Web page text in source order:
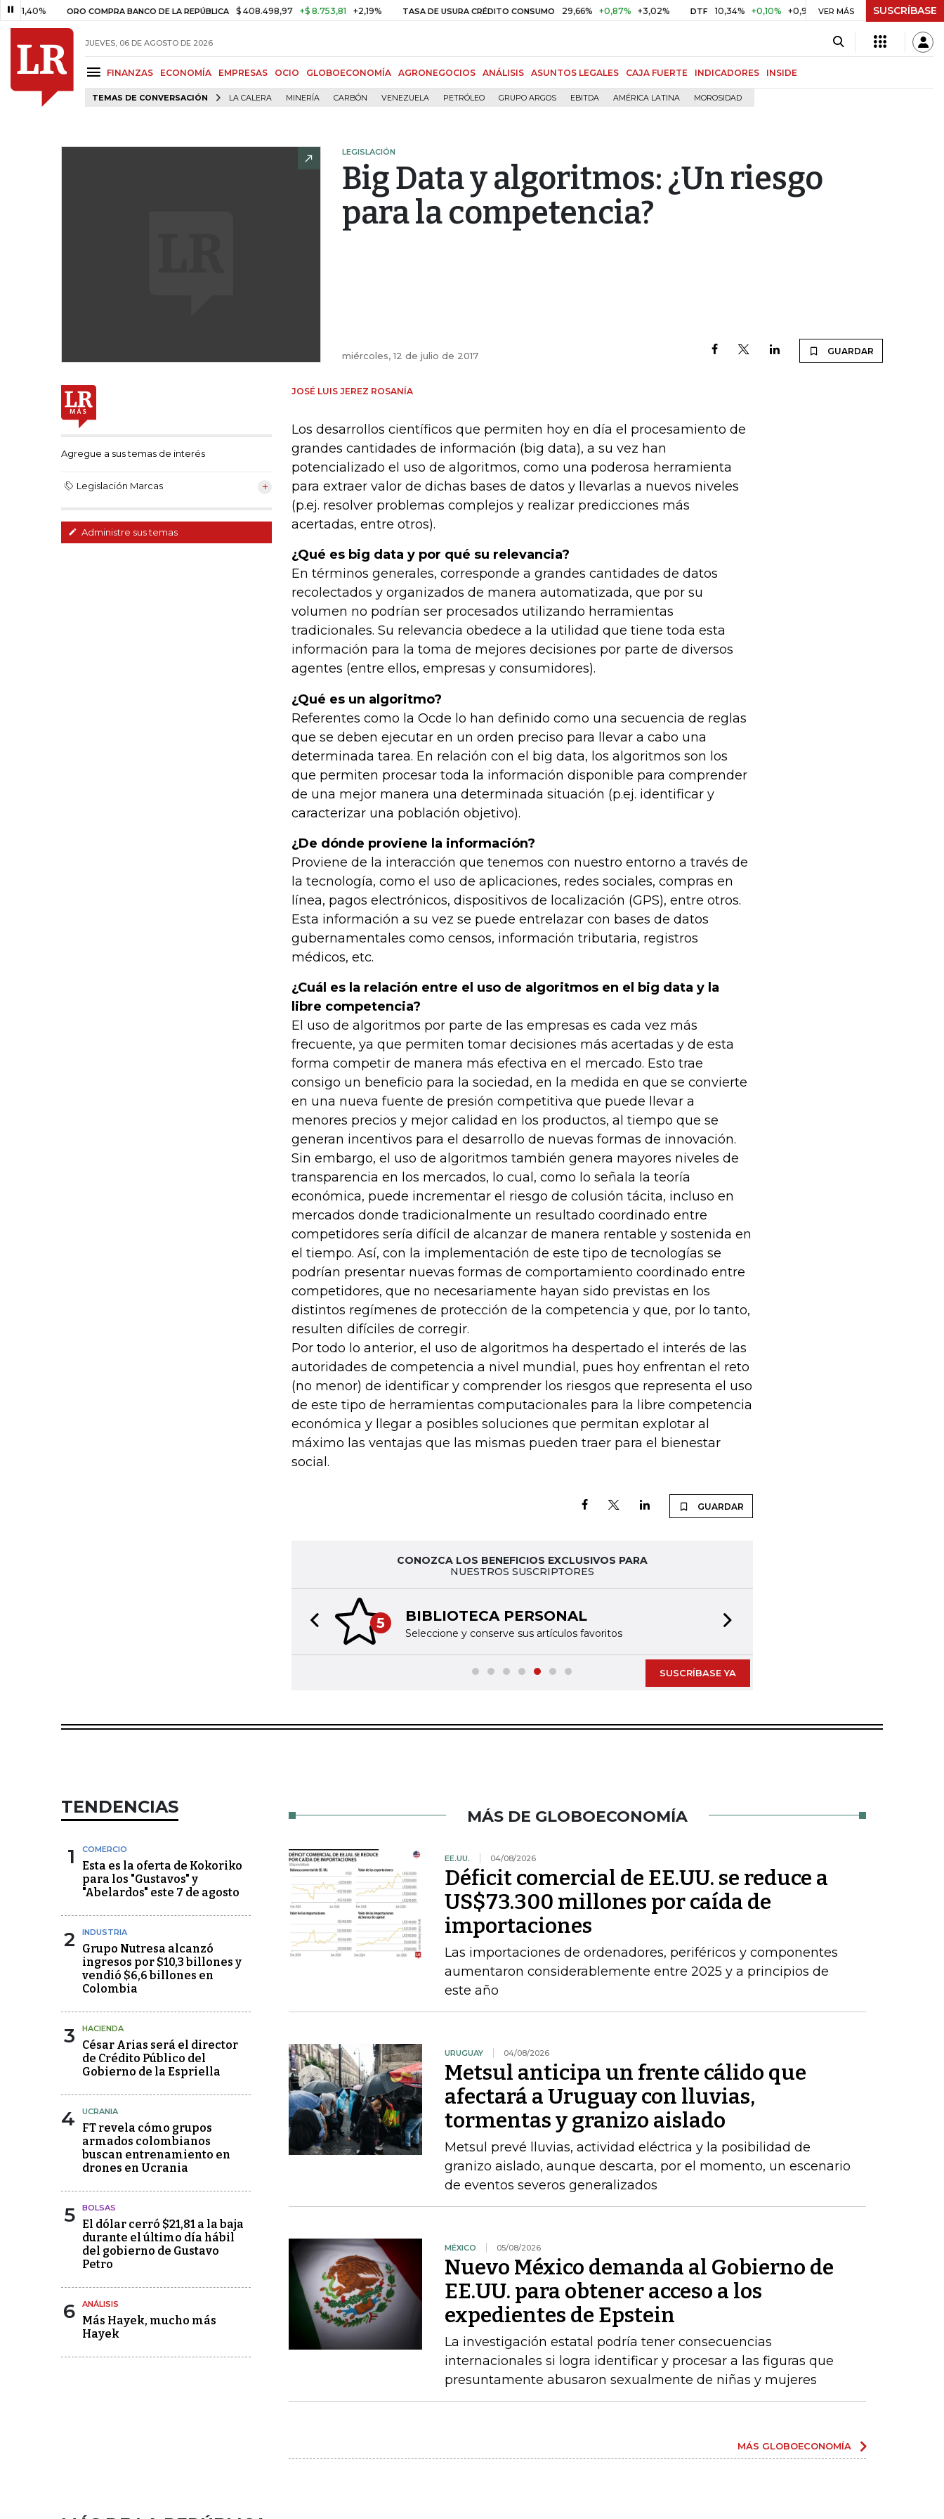
ORO COMPRA BANCO DE LA REPÚBLICA $ 408.498,97 +$ 8.753,81 +2,19% TASA DE USURA CRÉDITO CONSUMO 29,66% +0,87% +3,02% DTF 10,34% +0,10% +0,98% UVR $ 416,86 +$ 0,05 +0,01%
VER MÁS SUSCRÍBASE
JUEVES, 06 DE AGOSTO DE 2026
FINANZAS ECONOMÍA EMPRESAS OCIO GLOBOECONOMÍA AGRONEGOCIOS ANÁLISIS ASUNTOS LEGALES CAJA FUERTE INDICADORES INSIDE
TEMAS DE CONVERSACIÓN LA CALERA MINERÍA CARBÓN VENEZUELA PETRÓLEO GRUPO ARGOS EBITDA AMÉRICA LATINA MOROSIDAD
LEGISLACIÓN
Big Data y algoritmos: ¿Un riesgo
para la competencia?
miércoles, 12 de julio de 2017 GUARDAR
Agregue a sus temas de interés
Legislación Marcas
Administre sus temas
JOSÉ LUIS JEREZ ROSANÍA
Los desarrollos científicos que permiten hoy en día el procesamiento de
grandes cantidades de información (big data), a su vez han
potencializado el uso de algoritmos, como una poderosa herramienta
para extraer valor de dichas bases de datos y llevarlas a nuevos niveles
(p.ej. resolver problemas complejos y realizar predicciones más
acertadas, entre otros).
¿Qué es big data y por qué su relevancia?
En términos generales, corresponde a grandes cantidades de datos
recolectados y organizados de manera automatizada, que por su
volumen no podrían ser procesados utilizando herramientas
tradicionales. Su relevancia obedece a la utilidad que tiene toda esta
información para la toma de mejores decisiones por parte de diversos
agentes (entre ellos, empresas y consumidores).
¿Qué es un algoritmo?
Referentes como la Ocde lo han definido como una secuencia de reglas
que se deben ejecutar en un orden preciso para llevar a cabo una
determinada tarea. En relación con el big data, los algoritmos son los
que permiten procesar toda la información disponible para comprender
de una mejor manera una determinada situación (p.ej. identificar y
caracterizar una población objetivo).
¿De dónde proviene la información?
Proviene de la interacción que tenemos con nuestro entorno a través de
la tecnología, como el uso de aplicaciones, redes sociales, compras en
línea, pagos electrónicos, dispositivos de localización (GPS), entre otros.
Esta información a su vez se puede entrelazar con bases de datos
gubernamentales como censos, información tributaria, registros
médicos, etc.
¿Cuál es la relación entre el uso de algoritmos en el big data y la
libre competencia?
El uso de algoritmos por parte de las empresas es cada vez más
frecuente, ya que permiten tomar decisiones más acertadas y de esta
forma competir de manera más efectiva en el mercado. Esto trae
consigo un beneficio para la sociedad, en la medida en que se convierte
en una nueva fuente de presión competitiva que puede llevar a
menores precios y mejor calidad en los productos, al tiempo que se
generan incentivos para el desarrollo de nuevas formas de innovación.
Sin embargo, el uso de algoritmos también genera mayores niveles de
transparencia en los mercados, lo cual, como lo señala la teoría
económica, puede incrementar el riesgo de colusión tácita, incluso en
mercados donde tradicionalmente un resultado coordinado entre
competidores sería difícil de alcanzar de manera rentable y sostenida en
el tiempo. Así, con la implementación de este tipo de tecnologías se
podrían presentar nuevas formas de comportamiento coordinado entre
competidores, que no necesariamente hayan sido previstas en los
distintos regímenes de protección de la competencia y que, por lo tanto,
resulten difíciles de corregir.
Por todo lo anterior, el uso de algoritmos ha despertado el interés de las
autoridades de competencia a nivel mundial, pues hoy enfrentan el reto
(no menor) de identificar y comprender los riesgos que representa el uso
de este tipo de herramientas computacionales para la libre competencia
económica y llegar a posibles soluciones que permitan explotar al
máximo las ventajas que las mismas pueden traer para el bienestar
social.
GUARDAR
CONOZCA LOS BENEFICIOS EXCLUSIVOS PARA
NUESTROS SUSCRIPTORES
5 BIBLIOTECA PERSONAL
Seleccione y conserve sus artículos favoritos
Previous slide
SUSCRÍBASE YA
TENDENCIAS
1 COMERCIO
Esta es la oferta de Kokoriko
para los "Gustavos" y
"Abelardos" este 7 de agosto
2 INDUSTRIA
Grupo Nutresa alcanzó
ingresos por $10,3 billones y
vendió $6,6 billones en
Colombia
3 HACIENDA
César Arias será el director
de Crédito Público del
Gobierno de la Espriella
4 UCRANIA
FT revela cómo grupos
armados colombianos
buscan entrenamiento en
drones en Ucrania
5 BOLSAS
El dólar cerró $21,81 a la baja
durante el último día hábil
del gobierno de Gustavo
Petro
6 ANÁLISIS
Más Hayek, mucho más
Hayek
MÁS DE GLOBOECONOMÍA
EE.UU. 04/08/2026
Déficit comercial de EE.UU. se reduce a
US$73.300 millones por caída de
importaciones
Las importaciones de ordenadores, periféricos y componentes
aumentaron considerablemente entre 2025 y a principios de
este año
URUGUAY 04/08/2026
Metsul anticipa un frente cálido que
afectará a Uruguay con lluvias,
tormentas y granizo aislado
Metsul prevé lluvias, actividad eléctrica y la posibilidad de
granizo aislado, aunque descarta, por el momento, un escenario
de eventos severos generalizados
MÉXICO 05/08/2026
Nuevo México demanda al Gobierno de
EE.UU. para obtener acceso a los
expedientes de Epstein
La investigación estatal podría tener consecuencias
internacionales si logra identificar y procesar a las figuras que
presuntamente abusaron sexualmente de niñas y mujeres
MÁS GLOBOECONOMÍA